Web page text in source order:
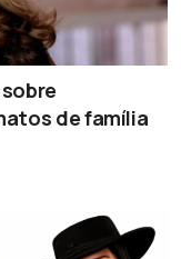
de família